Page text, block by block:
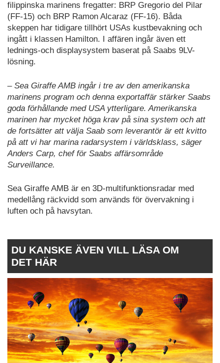
filippinska marinens fregatter: BRP Gregorio del Pilar
(FF-15) och BRP Ramon Alcaraz (FF-16). Båda
skeppen har tidigare tillhört USAs kustbevakning och
ingått i klassen Hamilton. I affären ingår även ett
lednings-och displaysystem baserat på Saabs 9LV-
lösning.
– Sea Giraffe AMB ingår i tre av den amerikanska
marinens program och denna exportaffär stärker Saabs
goda förhållande med USA ytterligare. Amerikanska
marinen har mycket höga krav på sina system och att
de fortsätter att välja Saab som leverantör är ett kvitto
på att vi har marina radarsystem i världsklass, säger
Anders Carp, chef för Saabs affärsområde
Surveillance.
Sea Giraffe AMB är en 3D-multifunktionsradar med
medellång räckvidd som används för övervakning i
luften och på havsytan.
DU KANSKE ÄVEN VILL LÄSA OM
DET HÄR